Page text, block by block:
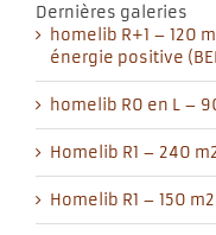
Dernières galeries
homelib R+1 – 120
énergie positive
homelib R0 en L –
Homelib R1 – 240
Homelib R1 – 150